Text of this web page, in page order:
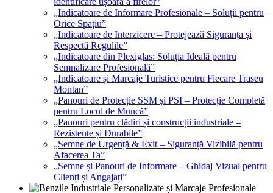
„Indicatoare de Informare Profesionale – Soluții pentru
Orice Spațiu”
„Indicatoare de Interzicere – Protejează Siguranța și
Respectă Regulile”
„Indicatoare din Plexiglas: Soluția Ideală pentru
Semnalizare Profesională”
„Indicatoare și Marcaje Turistice pentru Fiecare Traseu
Montan”
„Panouri de Protecție SSM și PSI – Protecție Completă
pentru Locul de Muncă”
„Panouri pentru clădiri și construcții industriale –
Rezistente și Durabile”
„Semne de Urgență & Exit – Siguranță Vizibilă pentru
Afacerea Ta”
„Semne și Panouri de Informare – Ghidaj Vizual pentru
Clienți și Angajați”